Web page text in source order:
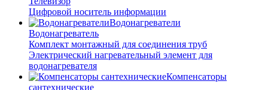
Цифровой носитель информации
Водонагреватели
Водонагреватель
Комплект монтажный для соединения труб
Электрический нагревательный элемент для
водонагревателя
Компенсаторы
сантехнические